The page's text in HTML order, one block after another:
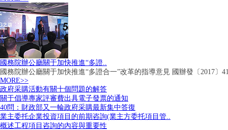
國務院辦公廳關于加快推進“多證..
國務院辦公廳關于加快推進“多證合一”改革的指導意見 國辦發〔2017〕
MORE>>
政府采購活動有關十個問題的解答
關于倡導專家評審費出具電子發票的通知
40問：財政部又一輪政府采購最新集中答復
業主委托企業投資項目的前期咨詢(業主方委托項目管..
概述工程項目咨詢的內容與重要性